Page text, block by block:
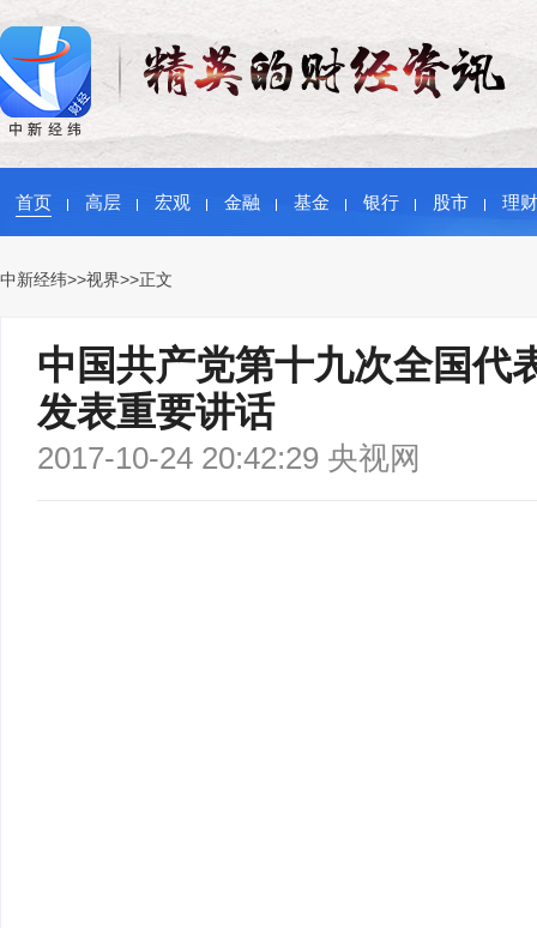
首页 高层 宏观 金融 基金 银行 股市 理财
中新经纬>>视界>>正文
中国共产党第十九次全国代
发表重要讲话
2017-10-24 20:42:29 央视网